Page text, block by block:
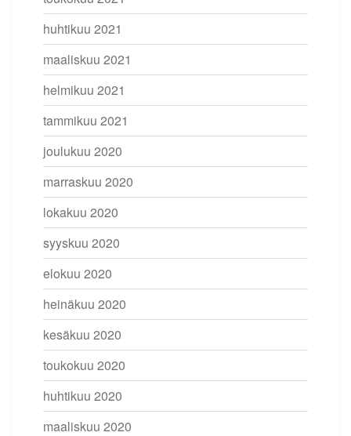
huhtikuu 2021
maaliskuu 2021
helmikuu 2021
tammikuu 2021
joulukuu 2020
marraskuu 2020
lokakuu 2020
syyskuu 2020
elokuu 2020
heinäkuu 2020
kesäkuu 2020
toukokuu 2020
huhtikuu 2020
maaliskuu 2020